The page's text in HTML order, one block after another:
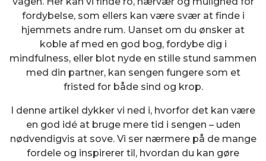
fordybelse, som ellers kan være svær at finde i
hjemmets andre rum. Uanset om du ønsker at
koble af med en god bog, fordybe dig i
mindfulness, eller blot nyde en stille stund sammen
med din partner, kan sengen fungere som et
fristed for både sind og krop.
I denne artikel dykker vi ned i, hvorfor det kan være
en god idé at bruge mere tid i sengen – uden
nødvendigvis at sove. Vi ser nærmere på de mange
fordele og inspirerer til, hvordan du kan gøre